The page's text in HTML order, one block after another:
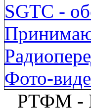
SGTC -
Фото-
РТФМ -